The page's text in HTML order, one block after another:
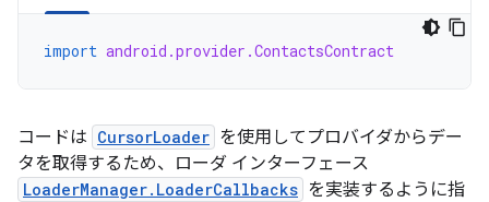
import android.provider.ContactsContract
コードは CursorLoader を使用してプロバイダからデー
タを取得するため、ローダ インターフェース
LoaderManager.LoaderCallbacks を実装するように指